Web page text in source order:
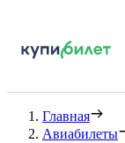
Главная
Авиабилеты